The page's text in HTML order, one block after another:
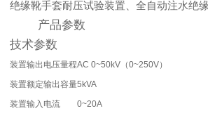
绝缘靴手套耐压试验装置、全自动注水绝
产品参数
技术参数
装置输出电压量程AC 0~50kV（0~250V）
装置额定输出容量5kVA
装置输入电流
0~20A